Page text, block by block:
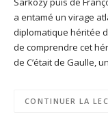
a entamé un virage
diplomatique héritée
de comprendre cet
de C’était de Gaulle,
CONTINUER LA